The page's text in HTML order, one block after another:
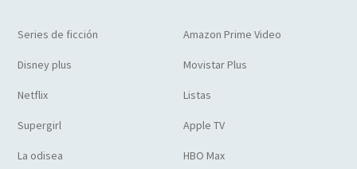
Series de ficción Amazon Prime Video
Disney plus Movistar Plus
Netflix Listas
Supergirl Apple TV
La odisea HBO Max